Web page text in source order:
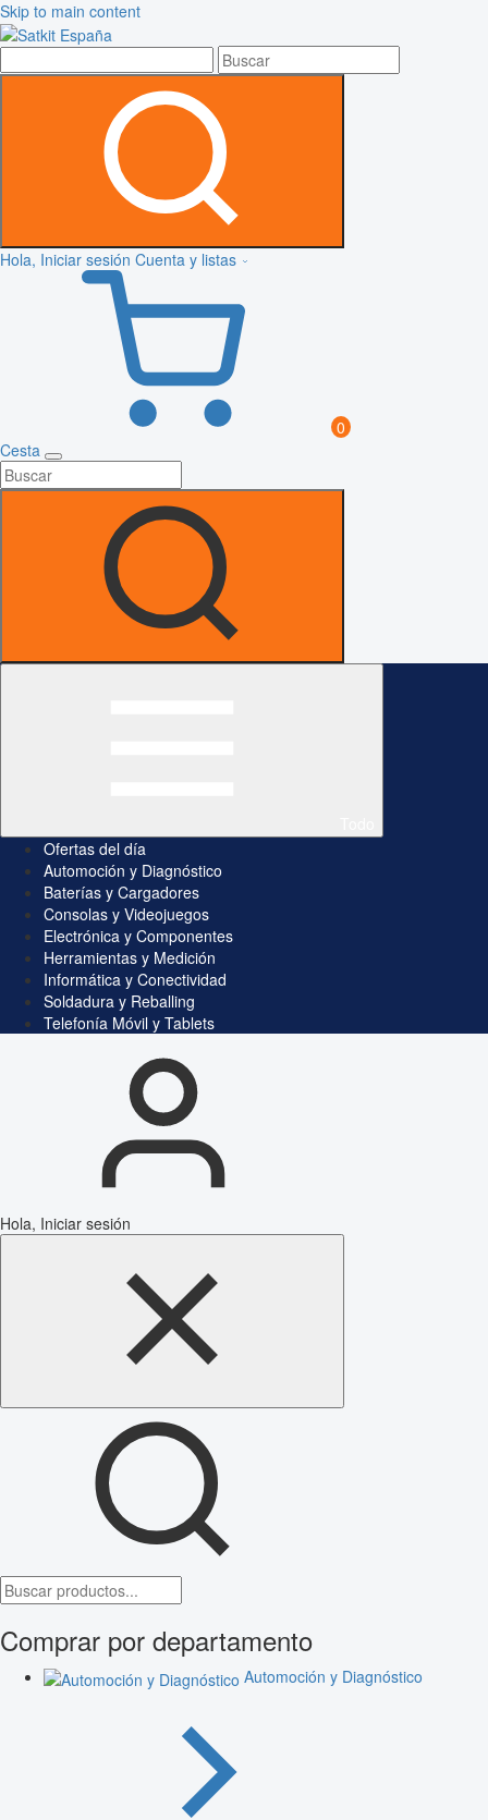
Skip to main content
Hola, Iniciar sesión Cuenta y listas
0
Cesta
Ofertas del día
Automoción y Diagnóstico
Baterías y Cargadores
Consolas y Videojuegos
Electrónica y Componentes
Herramientas y Medición
Informática y Conectividad
Soldadura y Reballing
Telefonía Móvil y Tablets
Hola, Iniciar sesión
Comprar por departamento
Automoción y Diagnóstico